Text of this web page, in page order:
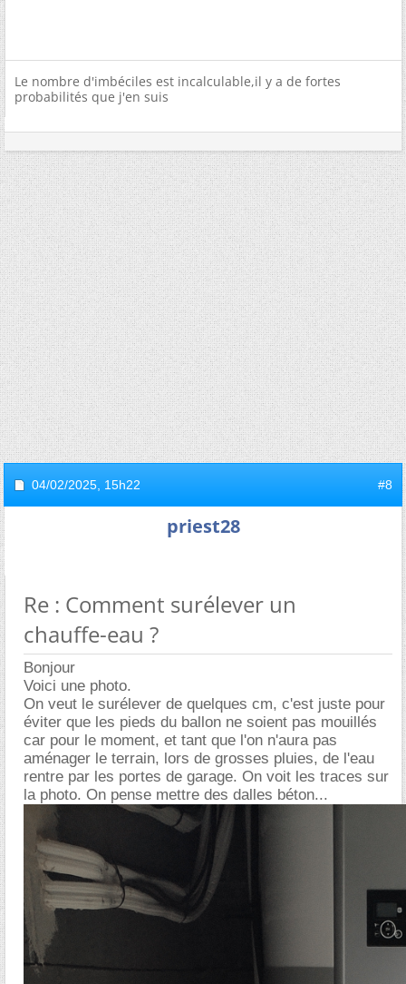
Le nombre d'imbéciles est incalculable,il y a de fortes
probabilités que j'en suis
04/02/2025, 15h22 #8
priest28
Re : Comment surélever un
chauffe-eau ?
Bonjour
Voici une photo.
On veut le surélever de quelques cm, c'est juste pour
éviter que les pieds du ballon ne soient pas mouillés
car pour le moment, et tant que l'on n'aura pas
aménager le terrain, lors de grosses pluies, de l'eau
rentre par les portes de garage. On voit les traces sur
la photo. On pense mettre des dalles béton...